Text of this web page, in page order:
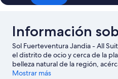
Información
Sol Fuerteventura Jandia - All
el distrito de ocio y cerca de la
belleza natural de la región,
Playa de Sotavento de Jandia.
Mostrar más